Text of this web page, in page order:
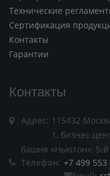
Технические
Сертификация
Контакты
Гарантии
Контакты
Адрес: 115432
1, бизнес-
башня «Ньютон», 5-й
Телефон: +7 499 553